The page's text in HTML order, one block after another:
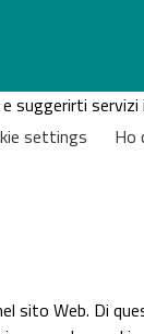
settings Ho
sito Web. Di